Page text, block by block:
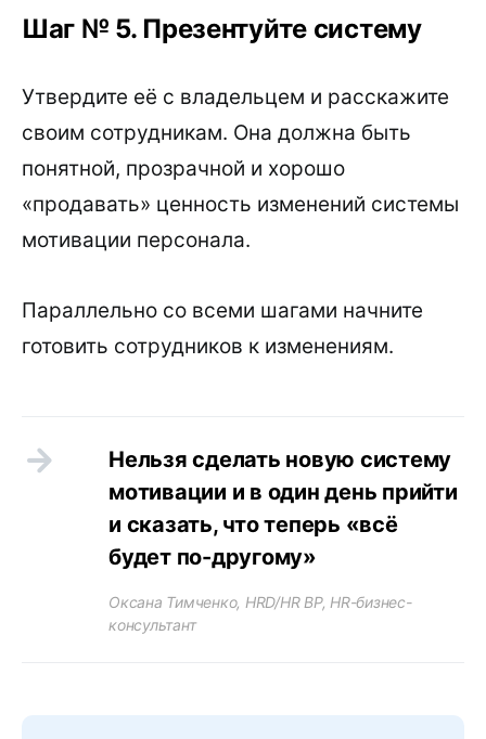
Шаг № 5. Презентуйте систему
Утвердите её с владельцем и расскажите
своим сотрудникам. Она должна быть
понятной, прозрачной и хорошо
«продавать» ценность изменений системы
мотивации персонала.
Параллельно со всеми шагами начните
готовить сотрудников к изменениям.
Нельзя сделать новую систему
мотивации и в один день прийти
и сказать, что теперь «всё
будет по-другому»
Оксана Тимченко, HRD/HR BP, HR-бизнес-
консультант